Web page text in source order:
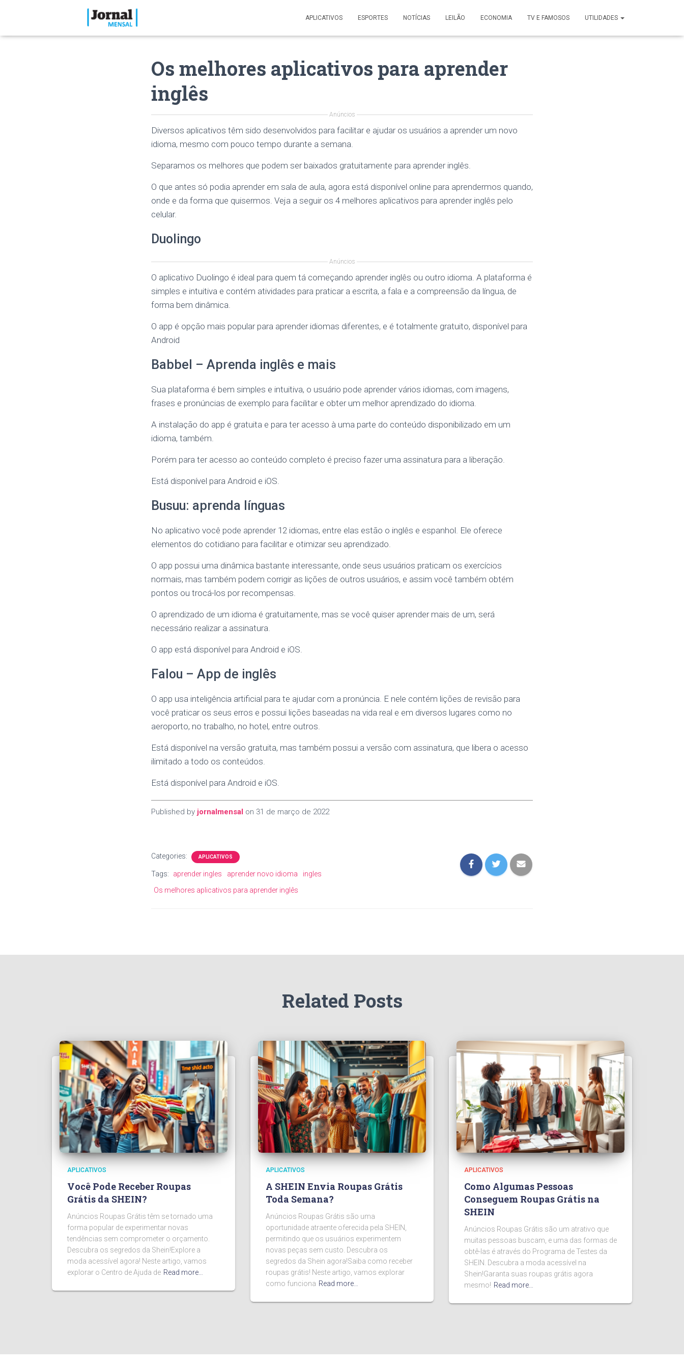
APLICATIVOS ESPORTES NOTÍCIAS LEILÃO ECONOMIA TV E FAMOSOS UTILIDADES
Os melhores aplicativos para aprender
inglês
Anúncios
Diversos aplicativos têm sido desenvolvidos para facilitar e ajudar os usuários a aprender um novo
idioma, mesmo com pouco tempo durante a semana.
Separamos os melhores que podem ser baixados gratuitamente para aprender inglês.
O que antes só podia aprender em sala de aula, agora está disponível online para aprendermos quando,
onde e da forma que quisermos. Veja a seguir os 4 melhores aplicativos para aprender inglês pelo
celular.
Duolingo
Anúncios
O aplicativo Duolingo é ideal para quem tá começando aprender inglês ou outro idioma. A plataforma é
simples e intuitiva e contém atividades para praticar a escrita, a fala e a compreensão da língua, de
forma bem dinâmica.
O app é opção mais popular para aprender idiomas diferentes, e é totalmente gratuito, disponível para
Android
Babbel – Aprenda inglês e mais
Sua plataforma é bem simples e intuitiva, o usuário pode aprender vários idiomas, com imagens,
frases e pronúncias de exemplo para facilitar e obter um melhor aprendizado do idioma.
A instalação do app é gratuita e para ter acesso à uma parte do conteúdo disponibilizado em um
idioma, também.
Porém para ter acesso ao conteúdo completo é preciso fazer uma assinatura para a liberação.
Está disponível para Android e iOS.
Busuu: aprenda línguas
No aplicativo você pode aprender 12 idiomas, entre elas estão o inglês e espanhol. Ele oferece
elementos do cotidiano para facilitar e otimizar seu aprendizado.
O app possui uma dinâmica bastante interessante, onde seus usuários praticam os exercícios
normais, mas também podem corrigir as lições de outros usuários, e assim você também obtém
pontos ou trocá-los por recompensas.
O aprendizado de um idioma é gratuitamente, mas se você quiser aprender mais de um, será
necessário realizar a assinatura.
O app está disponível para Android e iOS.
Falou – App de inglês
O app usa inteligência artificial para te ajudar com a pronúncia. E nele contém lições de revisão para
você praticar os seus erros e possui lições baseadas na vida real e em diversos lugares como no
aeroporto, no trabalho, no hotel, entre outros.
Está disponível na versão gratuita, mas também possui a versão com assinatura, que libera o acesso
ilimitado a todo os conteúdos.
Está disponível para Android e iOS.
Published by jornalmensal on 31 de março de 2022
Categories: APLICATIVOS
Tags: aprender ingles aprender novo idioma
ingles
Os melhores aplicativos para aprender inglês
Related Posts
APLICATIVOS
Você Pode Receber Roupas
Grátis da SHEIN?
Anúncios Roupas Grátis têm se tornado uma
forma popular de experimentar novas
tendências sem comprometer o orçamento.
Descubra os segredos da Shein!Explore a
moda acessível agora! Neste artigo, vamos
explorar o Centro de Ajuda de Read more…
APLICATIVOS
A SHEIN Envia Roupas Grátis
Toda Semana?
Anúncios Roupas Grátis são uma
oportunidade atraente oferecida pela SHEIN,
permitindo que os usuários experimentem
novas peças sem custo. Descubra os
segredos da Shein agora!Saiba como receber
roupas grátis! Neste artigo, vamos explorar
como funciona Read more…
APLICATIVOS
Como Algumas Pessoas
Conseguem Roupas Grátis na
SHEIN
Anúncios Roupas Grátis são um atrativo que
muitas pessoas buscam, e uma das formas de
obtê-las é através do Programa de Testes da
SHEIN. Descubra a moda acessível na
Shein!Garanta suas roupas grátis agora
mesmo! Read more…